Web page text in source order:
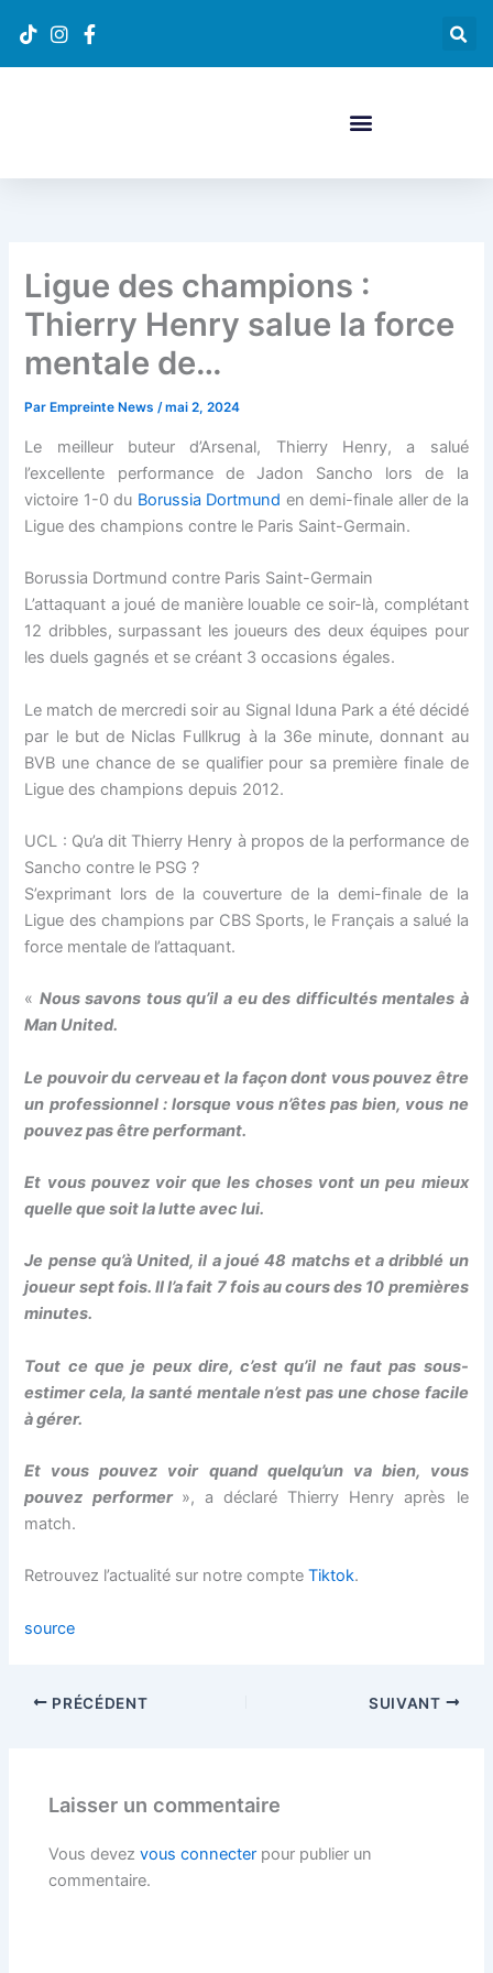
contenu
Ligue des champions :
Thierry Henry salue la force
mentale de…
Par Empreinte News/mai 2, 2024
Le meilleur buteur d’Arsenal, Thierry Henry, a salué
l’excellente performance de Jadon Sancho lors de la
victoire 1-0 du Borussia Dortmund en demi-finale aller de la
Ligue des champions contre le Paris Saint-Germain.
Borussia Dortmund contre Paris Saint-Germain
L’attaquant a joué de manière louable ce soir-là, complétant
12 dribbles, surpassant les joueurs des deux équipes pour
les duels gagnés et se créant 3 occasions égales.
Le match de mercredi soir au Signal Iduna Park a été décidé
par le but de Niclas Fullkrug à la 36e minute, donnant au
BVB une chance de se qualifier pour sa première finale de
Ligue des champions depuis 2012.
UCL : Qu’a dit Thierry Henry à propos de la performance de
Sancho contre le PSG ?
S’exprimant lors de la couverture de la demi-finale de la
Ligue des champions par CBS Sports, le Français a salué la
force mentale de l’attaquant.
« Nous savons tous qu’il a eu des difficultés mentales à
Man United.
Le pouvoir du cerveau et la façon dont vous pouvez être
un professionnel : lorsque vous n’êtes pas bien, vous ne
pouvez pas être performant.
Et vous pouvez voir que les choses vont un peu mieux
quelle que soit la lutte avec lui.
Je pense qu’à United, il a joué 48 matchs et a dribblé un
joueur sept fois. Il l’a fait 7 fois au cours des 10 premières
minutes.
Tout ce que je peux dire, c’est qu’il ne faut pas sous-
estimer cela, la santé mentale n’est pas une chose facile
à gérer.
Et vous pouvez voir quand quelqu’un va bien, vous
pouvez performer », a déclaré Thierry Henry après le
match.
Retrouvez l’actualité sur notre compteTiktok.
source
PRÉCÉDENT SUIVANT
Laisser un commentaire
Vous devezvous connecter pour publier un
commentaire.